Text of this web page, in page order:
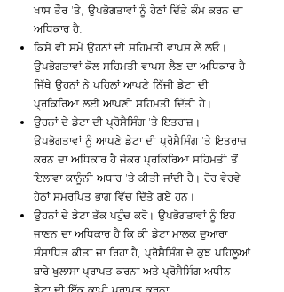
ਖਾਸ ਤੌਰ 'ਤੇ, ਉਪਭੋਗਤਾਵਾਂ ਨੂੰ ਹੇਠਾਂ ਦਿੱਤੇ ਕੰਮ ਕਰਨ ਦਾ
ਅਧਿਕਾਰ ਹੈ:
ਕਿਸੇ ਵੀ ਸਮੇਂ ਉਹਨਾਂ ਦੀ ਸਹਿਮਤੀ ਵਾਪਸ ਲੈ ਲਓ।
ਉਪਭੋਗਤਾਵਾਂ ਕੋਲ ਸਹਿਮਤੀ ਵਾਪਸ ਲੈਣ ਦਾ ਅਧਿਕਾਰ ਹੈ
ਜਿੱਥੇ ਉਹਨਾਂ ਨੇ ਪਹਿਲਾਂ ਆਪਣੇ ਨਿੱਜੀ ਡੇਟਾ ਦੀ
ਪ੍ਰਕਿਰਿਆ ਲਈ ਆਪਣੀ ਸਹਿਮਤੀ ਦਿੱਤੀ ਹੈ।
ਉਹਨਾਂ ਦੇ ਡੇਟਾ ਦੀ ਪ੍ਰੋਸੈਸਿੰਗ 'ਤੇ ਇਤਰਾਜ਼।
ਉਪਭੋਗਤਾਵਾਂ ਨੂੰ ਆਪਣੇ ਡੇਟਾ ਦੀ ਪ੍ਰੋਸੈਸਿੰਗ 'ਤੇ ਇਤਰਾਜ਼
ਕਰਨ ਦਾ ਅਧਿਕਾਰ ਹੈ ਜੇਕਰ ਪ੍ਰਕਿਰਿਆ ਸਹਿਮਤੀ ਤੋਂ
ਇਲਾਵਾ ਕਾਨੂੰਨੀ ਅਧਾਰ 'ਤੇ ਕੀਤੀ ਜਾਂਦੀ ਹੈ। ਹੋਰ ਵੇਰਵੇ
ਹੇਠਾਂ ਸਮਰਪਿਤ ਭਾਗ ਵਿੱਚ ਦਿੱਤੇ ਗਏ ਹਨ।
ਉਹਨਾਂ ਦੇ ਡੇਟਾ ਤੱਕ ਪਹੁੰਚ ਕਰੋ। ਉਪਭੋਗਤਾਵਾਂ ਨੂੰ ਇਹ
ਜਾਣਨ ਦਾ ਅਧਿਕਾਰ ਹੈ ਕਿ ਕੀ ਡੇਟਾ ਮਾਲਕ ਦੁਆਰਾ
ਸੰਸਾਧਿਤ ਕੀਤਾ ਜਾ ਰਿਹਾ ਹੈ, ਪ੍ਰੋਸੈਸਿੰਗ ਦੇ ਕੁਝ ਪਹਿਲੂਆਂ
ਬਾਰੇ ਖੁਲਾਸਾ ਪ੍ਰਾਪਤ ਕਰਨਾ ਅਤੇ ਪ੍ਰੋਸੈਸਿੰਗ ਅਧੀਨ